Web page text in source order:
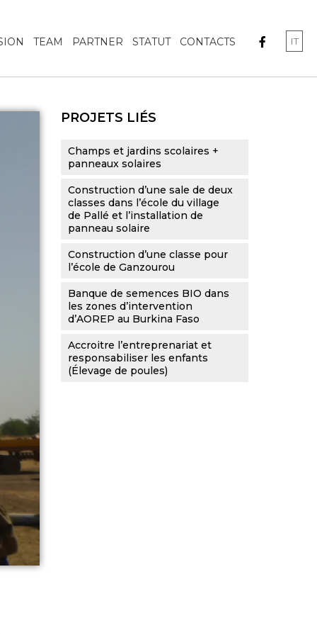
TEAM PARTNER STATUT CONTACTS IT
PROJETS LIÉS
Champs et jardins scolaires +
panneaux solaires
Construction d’une sale de deux
classes dans l’école du village
de Pallé et l’installation de
panneau solaire
Construction d’une classe pour
l’école de Ganzourou
Banque de semences BIO dans
les zones d’intervention
d’AOREP au Burkina Faso
Accroitre l’entreprenariat et
responsabiliser les enfants
(Élevage de poules)